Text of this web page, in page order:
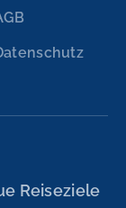
Reiseziele